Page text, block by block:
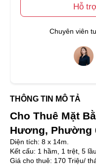
Hỗ
Chuyên viên
THÔNG TIN MÔ TẢ
Cho Thuê Mặt
Hương, Phường
Diện tích: 8 x 14m.
Kết cấu: 1 hầm, 1 trệt, 5
Giá cho thuê: 170 Triệu/